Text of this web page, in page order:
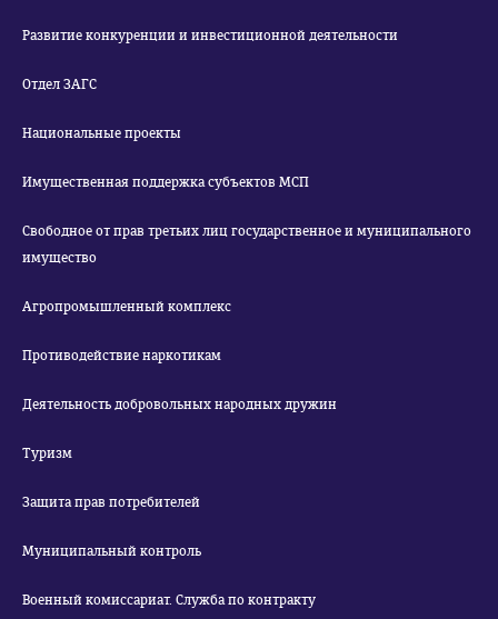
Развитие конкуренции и инвестиционной деятельности
Отдел ЗАГС
Национальные проекты
Имущественная поддержка субъектов МСП
Свободное от прав третьих лиц государственное и муниципального
имущество
Агропромышленный комплекс
Противодействие наркотикам
Деятельность добровольных народных дружин
Туризм
Защита прав потребителей
Муниципальный контроль
Военный комиссариат. Служба по контракту